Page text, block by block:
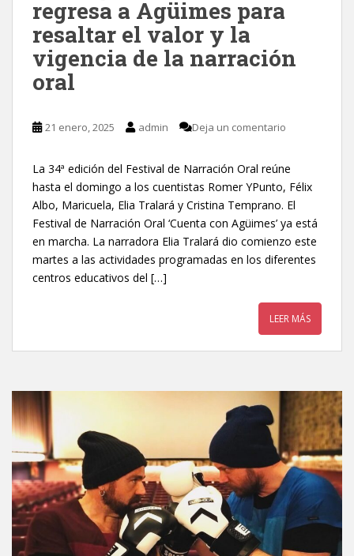
regresa a Agüimes para
resaltar el valor y la
vigencia de la narración
oral
21 enero, 2025 admin Deja un comentario
La 34ª edición del Festival de Narración Oral reúne
hasta el domingo a los cuentistas Romer YPunto, Félix
Albo, Maricuela, Elia Tralará y Cristina Temprano. El
Festival de Narración Oral ‘Cuenta con Agüimes’ ya está
en marcha. La narradora Elia Tralará dio comienzo este
martes a las actividades programadas en los diferentes
centros educativos del […]
LEER MÁS